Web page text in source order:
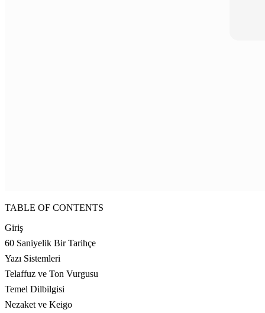
TABLE OF CONTENTS
Giriş
60 Saniyelik Bir Tarihçe
Yazı Sistemleri
Telaffuz ve Ton Vurgusu
Temel Dilbilgisi
Nezaket ve Keigo